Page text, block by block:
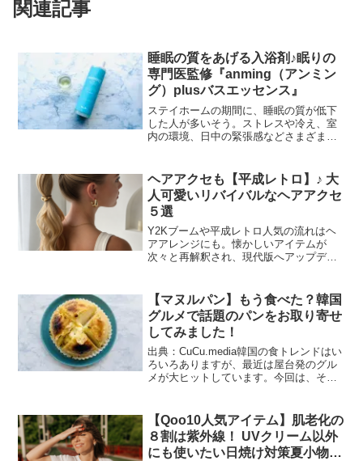
関連記事
睡眠の質をあげる入浴剤♪眠りの
専門医監修『anming（アンミン
グ）plusバスエッセンス』
ステイホームの期間に、睡眠の質が低下
した人が多いそう。ストレスや冷え、室
内の環境、日中の緊張感などさまざまな
息の夜とのメリハリも良質な睡眠には大
事ですね。それに加えて冬...
ヘアアクセも【平成レトロ】♪ 大
人可愛いリバイバルなヘアアクセ
５選
Y2Kブームや平成レトロ人気の流れはヘ
アアレンジにも。懐かしいアイテムが
次々と再解釈され、現代版へアップデー
人でも取り入れやすく進化しているのが
特徴です。たとえば、昔は...
【マヌルパン】もう食べた？韓国
グルメで話題のパンをお取り寄せ
してみました！
出典：CuCu.media韓国の食トレンドはい
ろいろありますが、最近は屋台発のグル
メが大ヒットしています。今回は、その
パンに注目してみました！ マヌルは韓
国語でニンニク...
【Qoo10人気アイテム】肌老化の
８割は紫外線！ UVクリーム以外
にも使いたい日焼け対策夏小物3